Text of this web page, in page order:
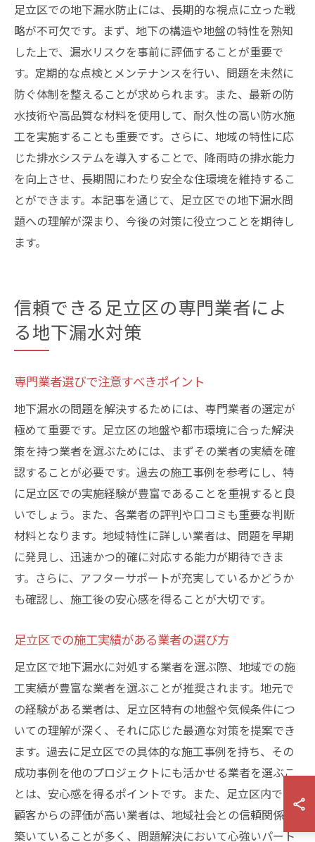
足立区での地下漏水防止には、長期的な視点に立った戦
略が不可欠です。まず、地下の構造や地盤の特性を熟知
した上で、漏水リスクを事前に評価することが重要で
す。定期的な点検とメンテナンスを行い、問題を未然に
防ぐ体制を整えることが求められます。また、最新の防
水技術や高品質な材料を使用して、耐久性の高い防水施
工を実施することも重要です。さらに、地域の特性に応
じた排水システムを導入することで、降雨時の排水能力
を向上させ、長期間にわたり安全な住環境を維持するこ
とができます。本記事を通じて、足立区での地下漏水問
題への理解が深まり、今後の対策に役立つことを期待し
ます。
信頼できる足立区の専門業者によ
る地下漏水対策
専門業者選びで注意すべきポイント
地下漏水の問題を解決するためには、専門業者の選定が
極めて重要です。足立区の地盤や都市環境に合った解決
策を持つ業者を選ぶためには、まずその業者の実績を確
認することが必要です。過去の施工事例を参考にし、特
に足立区での実施経験が豊富であることを重視すると良
いでしょう。また、各業者の評判や口コミも重要な判断
材料となります。地域特性に詳しい業者は、問題を早期
に発見し、迅速かつ的確に対応する能力が期待できま
す。さらに、アフターサポートが充実しているかどうか
も確認し、施工後の安心感を得ることが大切です。
足立区での施工実績がある業者の選び方
足立区で地下漏水に対処する業者を選ぶ際、地域での施
工実績が豊富な業者を選ぶことが推奨されます。地元で
の経験がある業者は、足立区特有の地盤や気候条件につ
いての理解が深く、それに応じた最適な対策を提案でき
ます。過去に足立区での具体的な施工事例を持ち、その
成功事例を他のプロジェクトにも活かせる業者を選ぶこ
とは、安心感を得るポイントです。また、足立区内での
顧客からの評価が高い業者は、地域社会との信頼関係を
築いていることが多く、問題解決において心強いパート